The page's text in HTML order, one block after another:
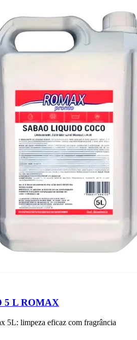
5 L ROMAX
5L: limpeza eficaz com fragrância